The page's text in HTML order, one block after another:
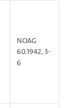
NOAG
60.1942, 3-
6